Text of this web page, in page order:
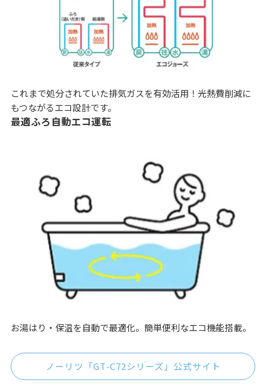
これまで処分されていた排気ガスを有効活用！光熱費削減に
もつながるエコ設計です。
最適ふろ自動エコ運転
お湯はり・保温を自動で最適化。簡単便利なエコ機能搭載。
ノーリツ「GT‑C72シリーズ」公式サイト